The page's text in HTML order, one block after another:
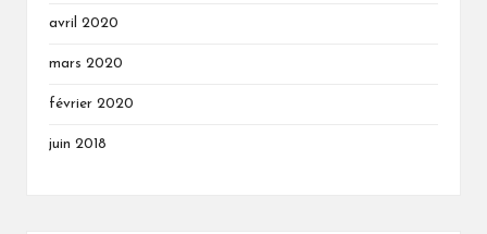
avril 2020
mars 2020
février 2020
juin 2018